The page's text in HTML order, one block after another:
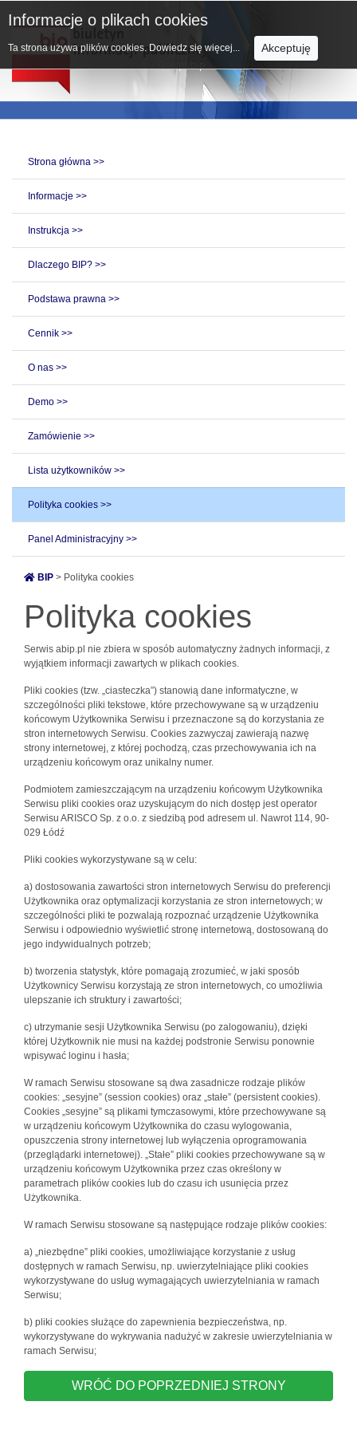
Strona główna >>
Informacje >>
Instrukcja >>
Dlaczego BIP? >>
Podstawa prawna >>
Cennik >>
O nas >>
Demo >>
Zamówienie >>
Lista użytkowników >>
Polityka cookies >>
Panel Administracyjny >>
BIP > Polityka cookies
Polityka cookies
Serwis abip.pl nie zbiera w sposób automatyczny żadnych informacji, z
wyjątkiem informacji zawartych w plikach cookies.
Pliki cookies (tzw. „ciasteczka”) stanowią dane informatyczne, w
szczególności pliki tekstowe, które przechowywane są w urządzeniu
końcowym Użytkownika Serwisu i przeznaczone są do korzystania ze
stron internetowych Serwisu. Cookies zazwyczaj zawierają nazwę
strony internetowej, z której pochodzą, czas przechowywania ich na
urządzeniu końcowym oraz unikalny numer.
Podmiotem zamieszczającym na urządzeniu końcowym Użytkownika
Serwisu pliki cookies oraz uzyskującym do nich dostęp jest operator
Serwisu ARISCO Sp. z o.o. z siedzibą pod adresem ul. Nawrot 114, 90-
029 Łódź
Pliki cookies wykorzystywane są w celu:
a) dostosowania zawartości stron internetowych Serwisu do preferencji
Użytkownika oraz optymalizacji korzystania ze stron internetowych; w
szczególności pliki te pozwalają rozpoznać urządzenie Użytkownika
Serwisu i odpowiednio wyświetlić stronę internetową, dostosowaną do
jego indywidualnych potrzeb;
b) tworzenia statystyk, które pomagają zrozumieć, w jaki sposób
Użytkownicy Serwisu korzystają ze stron internetowych, co umożliwia
ulepszanie ich struktury i zawartości;
c) utrzymanie sesji Użytkownika Serwisu (po zalogowaniu), dzięki
której Użytkownik nie musi na każdej podstronie Serwisu ponownie
wpisywać loginu i hasła;
W ramach Serwisu stosowane są dwa zasadnicze rodzaje plików
cookies: „sesyjne” (session cookies) oraz „stałe” (persistent cookies).
Cookies „sesyjne” są plikami tymczasowymi, które przechowywane są
w urządzeniu końcowym Użytkownika do czasu wylogowania,
opuszczenia strony internetowej lub wyłączenia oprogramowania
(przeglądarki internetowej). „Stałe” pliki cookies przechowywane są w
urządzeniu końcowym Użytkownika przez czas określony w
parametrach plików cookies lub do czasu ich usunięcia przez
Użytkownika.
W ramach Serwisu stosowane są następujące rodzaje plików cookies:
a) „niezbędne” pliki cookies, umożliwiające korzystanie z usług
dostępnych w ramach Serwisu, np. uwierzytelniające pliki cookies
wykorzystywane do usług wymagających uwierzytelniania w ramach
Serwisu;
b) pliki cookies służące do zapewnienia bezpieczeństwa, np.
wykorzystywane do wykrywania nadużyć w zakresie uwierzytelniania w
ramach Serwisu;
WRÓĆ DO POPRZEDNIEJ STRONY
Informacje o plikach cookies
Ta strona używa plików cookies. Dowiedz się więcej... Akceptuję